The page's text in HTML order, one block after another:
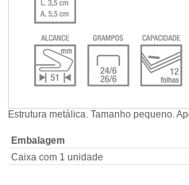
Estrutura metálica. Tamanho pequeno.
Embalagem
Caixa com 1 unidade